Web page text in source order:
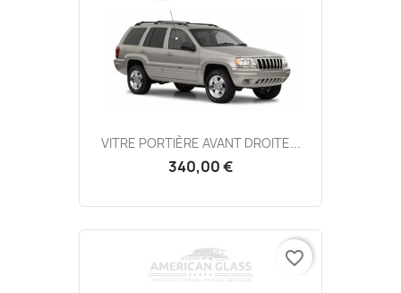
VITRE PORTIÈRE AVANT DROITE...
340,00 €
favorite_border